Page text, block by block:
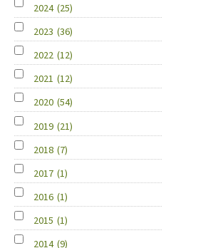
2024 (25)
2023 (36)
2022 (12)
2021 (12)
2020 (54)
2019 (21)
2018 (7)
2017 (1)
2016 (1)
2015 (1)
2014 (9)